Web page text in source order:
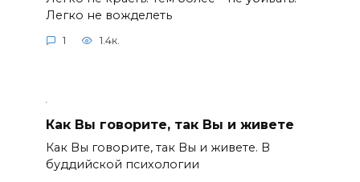
Легко не вожделеть
1 1.4к.
Как Вы говорите, так Вы и живете
Как Вы говорите, так Вы и живете. В
буддийской психологии